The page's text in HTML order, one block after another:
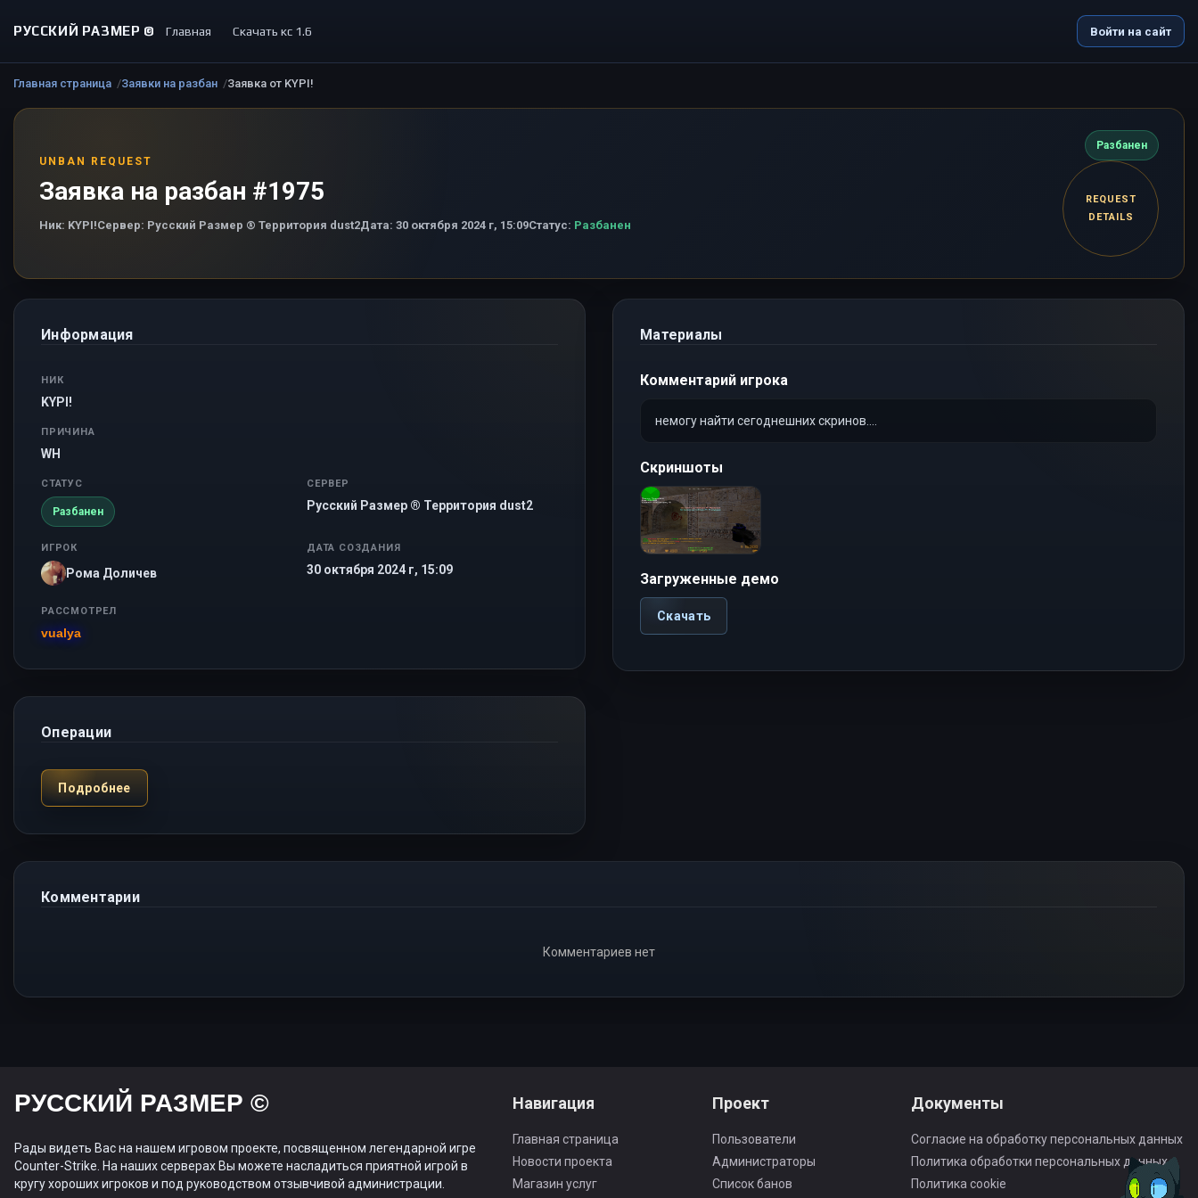
РУССКИЙ РАЗМЕР © Главная Скачать кс 1.6 Войти на сайт
Главная страница Заявки на разбан Заявка от KYPI!
UNBAN REQUEST
Заявка на разбан #1975
Ник: KYPI!Сервер: Русский Размер ® Территория dust2Дата: 30 октября 2024 г, 15:09Статус: Разбанен
Разбанен
REQUEST
DETAILS
Информация
НИК
KYPI!
ПРИЧИНА
WH
СТАТУС
Разбанен
СЕРВЕР
Русский Размер ® Территория dust2
ИГРОК
Рома Доличев
ДАТА СОЗДАНИЯ
30 октября 2024 г, 15:09
РАССМОТРЕЛ
vualya
Операции
Подробнее
Материалы
Комментарий игрока
немогу найти сегоднешних скринов....
Скриншоты
Загруженные демо
Скачать
Комментарии
Комментариев нет
РУССКИЙ РАЗМЕР ©
Рады видеть Вас на нашем игровом проекте, посвященном легендарной игре
Counter-Strike. На наших серверах Вы можете насладиться приятной игрой в
кругу хороших игроков и под руководством отзывчивой администрации.
Навигация
Главная страница
Новости проекта
Магазин услуг
Проект
Пользователи
Администраторы
Список банов
Документы
Согласие на обработку персональных данных
Политика обработки персональных данных
Политика cookie